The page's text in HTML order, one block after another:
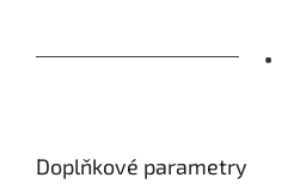
•
Doplňkové parametry